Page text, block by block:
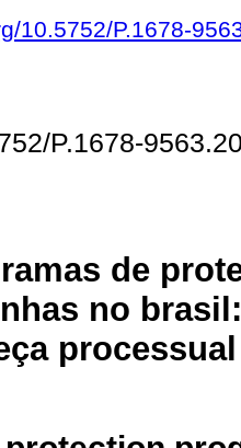
10.5752/P.1678-
P.1678-
de
no
processual